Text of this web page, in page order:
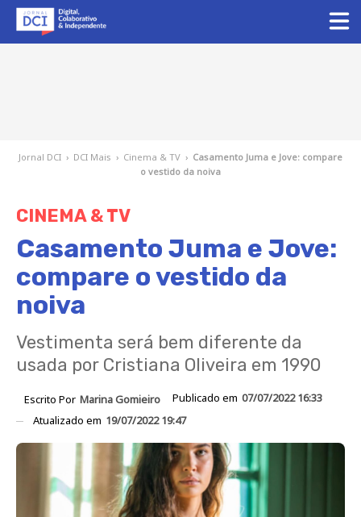
Jornal DCI › DCI Mais › Cinema & TV › Casamento Juma e Jove: compare
o vestido da noiva
CINEMA & TV
Casamento Juma e Jove:
compare o vestido da
noiva
Vestimenta será bem diferente da
usada por Cristiana Oliveira em 1990
Escrito Por Marina Gomieiro Publicado em 07/07/2022 16:33
Atualizado em 19/07/2022 19:47